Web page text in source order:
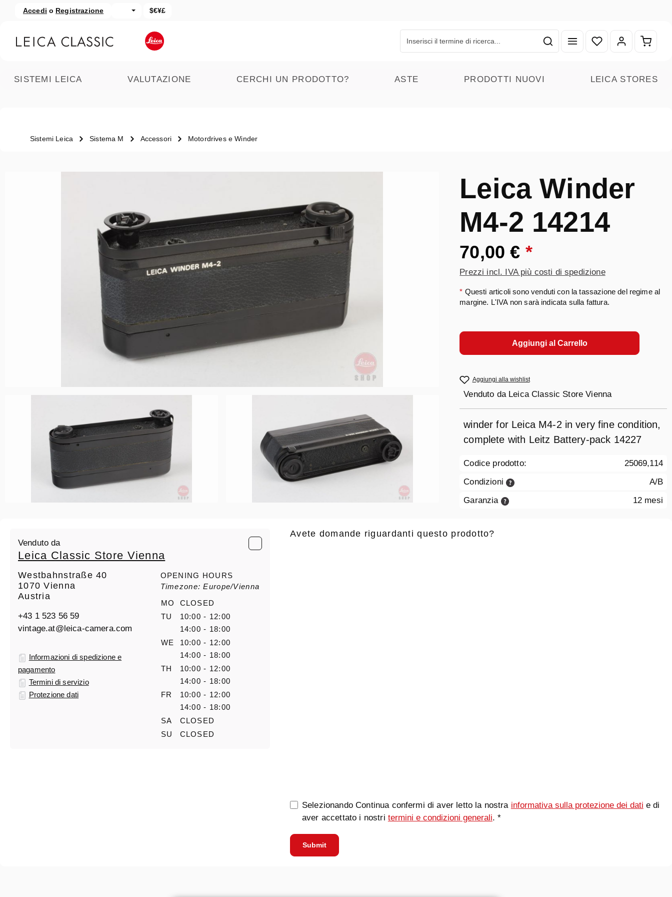
al contenuto principale
Salta alla ricerca
Accedi o Registrazione $€¥£
Hai 0 articoli nella lista
SISTEMI LEICA VALUTAZIONE CERCHI UN PRODOTTO? ASTE PRODOTTI NUOVI LEICA STORES
Sistemi Leica Sistema M Accessori Motordrives e Winder
Leica Winder
M4-2 14214
70,00 € *
Prezzi incl. IVA più costi di spedizione
* Questi articoli sono venduti con la tassazione del regime al
margine. L'IVA non sarà indicata sulla fattura.
Aggiungi al Carrello
Aggiungi alla wishlist
Venduto da Leica Classic Store Vienna
winder for Leica M4-2 in very fine condition,
complete with Leitz Battery-pack 14227
Codice prodotto:
25069,114
Condizioni
A/B
Garanzia
12 mesi
Venduto da
Leica Classic Store Vienna
Westbahnstraße 40
1070 Vienna
Austria
+43 1 523 56 59
vintage.at@leica-camera.com
Informazioni di spedizione e
pagamento
Termini di servizio
Protezione dati
OPENING HOURS
Timezone: Europe/Vienna
MO
CLOSED
TU
10:00 - 12:00
14:00 - 18:00
WE
10:00 - 12:00
14:00 - 18:00
TH
10:00 - 12:00
14:00 - 18:00
FR
10:00 - 12:00
14:00 - 18:00
SA
CLOSED
SU
CLOSED
Avete domande riguardanti questo prodotto?
Selezionando Continua confermi di aver letto la nostra informativa sulla protezione dei dati e di
aver accettato i nostri termini e condizioni generali. *
Submit